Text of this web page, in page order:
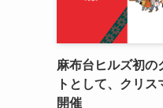
麻布台ヒルズ初の
トとして、クリ
開催